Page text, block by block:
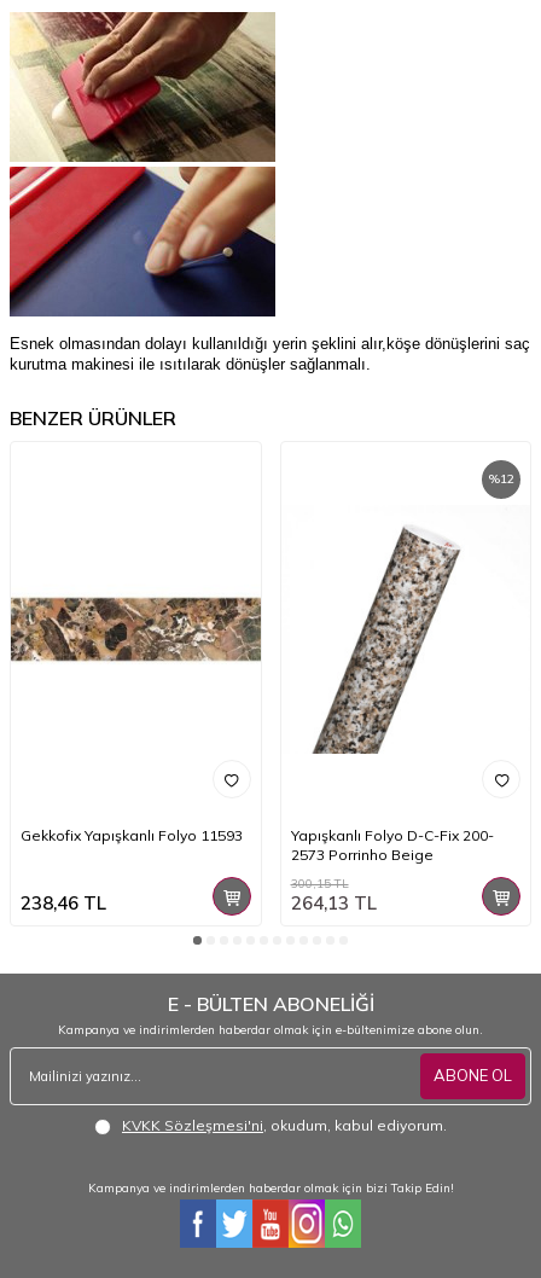
Esnek olmasından dolayı kullanıldığı yerin şeklini alır,köşe dönüşlerini saç
kurutma makinesi ile ısıtılarak dönüşler sağlanmalı.
BENZER ÜRÜNLER
Gekkofix Yapışkanlı Folyo 11593
238,46 TL
%12
Yapışkanlı Folyo D-C-Fix 200-
2573 Porrinho Beige
300,15TL
264,13 TL
E - BÜLTEN ABONELİĞİ
Kampanya ve indirimlerden haberdar olmak için e-bültenimize abone olun.
ABONE OL
KVKK Sözleşmesi'ni , okudum, kabul ediyorum.
Kampanya ve indirimlerden haberdar olmak için bizi Takip Edin!